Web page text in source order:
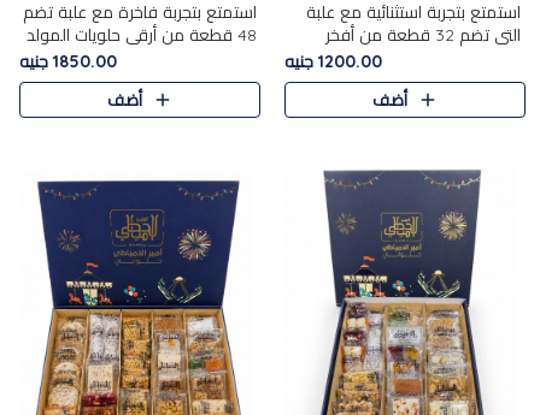
استمتع بتجربة استثنائية مع علبة
التي تضم 32 قطعة من أفخر
حلويات المولد الشرقية، في تشكيلة
تجمع بين الأصالة والاختيارات
الفاخرة. تحتوي العلبة..
1200.00 جنيه
أضف
استمتع بتجربة فاخرة مع علبة تضم
48 قطعة من أرقى حلويات المولد
الشرقية، في تشكيلة تجمع بين
الأصناف التقليدية الفاخرة والاختيارات
1850.00 جنيه
أضف